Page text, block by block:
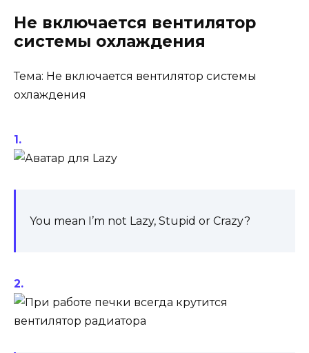
Не включается вентилятор
системы охлаждения
Тема: Не включается вентилятор системы
охлаждения
You mean I’m not Lazy, Stupid or Crazy?